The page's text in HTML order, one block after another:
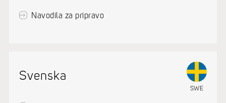
Navodila za pripravo
Svenska
SWE